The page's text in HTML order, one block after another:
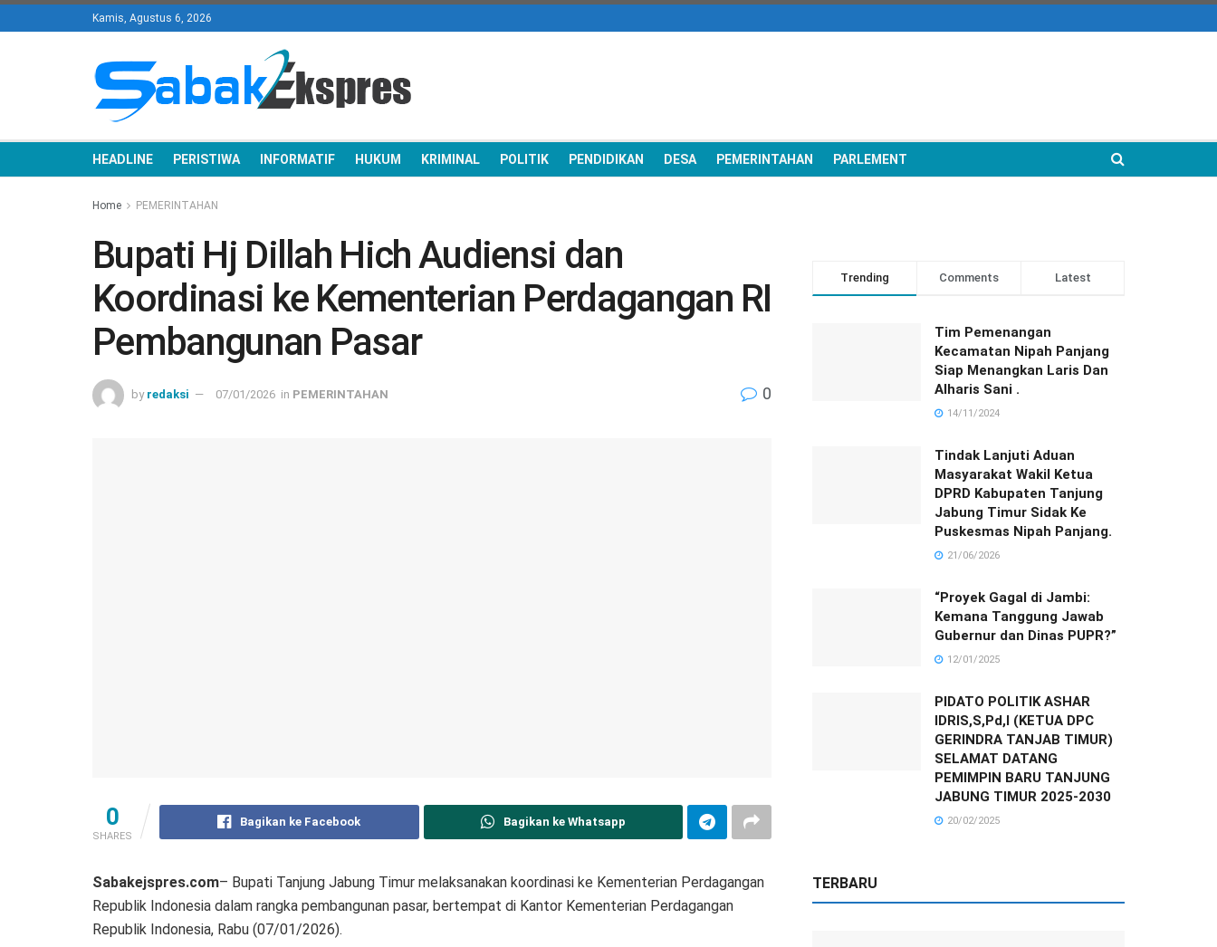
Kamis, Agustus 6, 2026
HEADLINE PERISTIWA INFORMATIF HUKUM KRIMINAL POLITIK PENDIDIKAN DESA PEMERINTAHAN PARLEMENT
Home PEMERINTAHAN
Bupati Hj Dillah Hich Audiensi dan
Koordinasi ke Kementerian Perdagangan RI
Pembangunan Pasar
by redaksi 07/01/2026 in PEMERINTAHAN 0
0
SHARES
Bagikan ke Facebook Bagikan ke Whatsapp
Sabakejspres.com– Bupati Tanjung Jabung Timur melaksanakan koordinasi ke Kementerian Perdagangan
Republik Indonesia dalam rangka pembangunan pasar, bertempat di Kantor Kementerian Perdagangan
Republik Indonesia, Rabu (07/01/2026).
Trending Comments Latest
Tim Pemenangan
Kecamatan Nipah Panjang
Siap Menangkan Laris Dan
Alharis Sani .
14/11/2024
Tindak Lanjuti Aduan
Masyarakat Wakil Ketua
DPRD Kabupaten Tanjung
Jabung Timur Sidak Ke
Puskesmas Nipah Panjang.
21/06/2026
“Proyek Gagal di Jambi:
Kemana Tanggung Jawab
Gubernur dan Dinas PUPR?”
12/01/2025
PIDATO POLITIK ASHAR
IDRIS,S,Pd,I (KETUA DPC
GERINDRA TANJAB TIMUR)
SELAMAT DATANG
PEMIMPIN BARU TANJUNG
JABUNG TIMUR 2025-2030
20/02/2025
TERBARU